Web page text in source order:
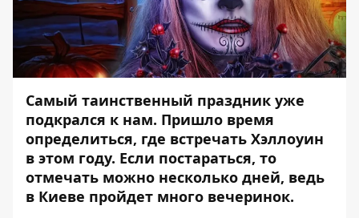
Самый таинственный праздник уже
подкрался к нам. Пришло время
определиться, где встречать Хэллоуин
в этом году. Если постараться, то
отмечать можно несколько дней, ведь
в Киеве пройдет много вечеринок.